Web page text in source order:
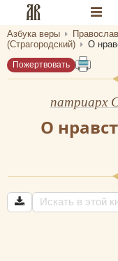
Разделы
Главная
Библиотеки
Медиа
Азбука веры
(Страгородский)
О
Пожертвовать
патриарх
О